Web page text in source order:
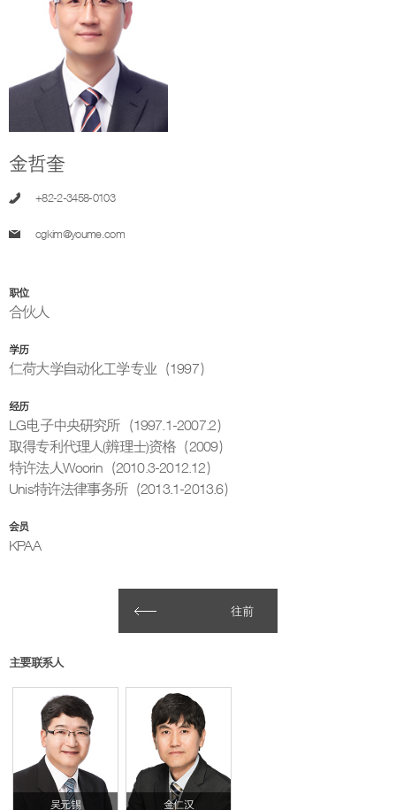
金哲奎
+82-2-3458-0103
cgkim@youme.com
职位
合伙人
学历
仁荷大学自动化工学专业（1997）
经历
LG电子中央研究所（1997.1-2007.2）
取得专利代理人(辨理士)资格（2009）
特许法人Woorin（2010.3-2012.12）
Unis特许法律事务所（2013.1-2013.6）
会员
KPAA
往前
主要联系人
吴元锡 金仁汉